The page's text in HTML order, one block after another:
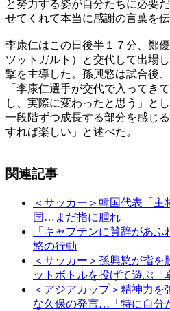
と努力する姿が自分たちに必要
せてくれて本当に感謝の言葉を
李康仁はこの日後半１７分、鄭
ツットガルト）と交代して出場
撃を主導した。孫興慜は試合後
「李康仁選手が交代で入ってき
し、実際に変わったと思う」と
一段階ずつ成長する部分を感じ
すれば楽しい」と述べた。
関連記事
＜サッカー＞韓国代表「主
国…まだ指に腫れ
「キャプテンに賛辞があ
慜の行動
＜サッカー＞孫興慜が指
ットボトルを投げて遊ぶ「
＜アジアカップ＞精神力
な久保の発言…「特に自分